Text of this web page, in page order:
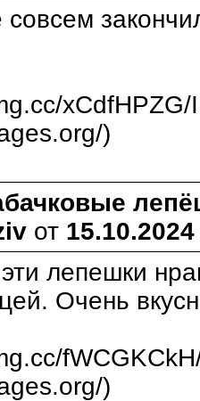
совсем
)
от
лепешки
Очень
)